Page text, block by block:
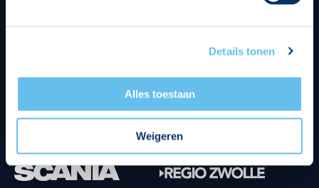
Details tonen
Alles toestaan
Weigeren